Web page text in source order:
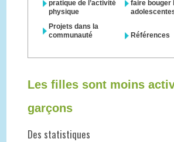
pratique de l’activité
physique
faire bouger
Projets dans la
communauté
Références
Les filles sont moins
garçons
Des statistiques